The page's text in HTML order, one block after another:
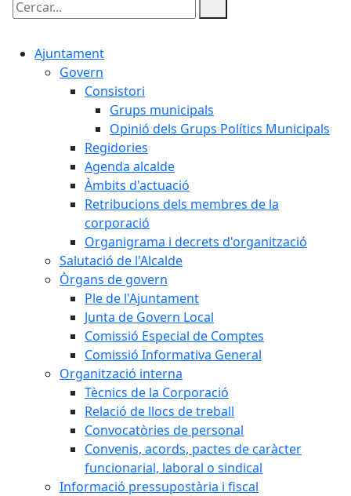
Cercar:
Ajuntament
Govern
Consistori
Grups municipals
Opinió dels Grups Polítics Municipals
Regidories
Agenda alcalde
Àmbits d'actuació
Retribucions dels membres de la
corporació
Organigrama i decrets d'organització
Salutació de l'Alcalde
Òrgans de govern
Ple de l'Ajuntament
Junta de Govern Local
Comissió Especial de Comptes
Comissió Informativa General
Organització interna
Tècnics de la Corporació
Relació de llocs de treball
Convocatòries de personal
Convenis, acords, pactes de caràcter
funcionarial, laboral o sindical
Informació pressupostària i fiscal